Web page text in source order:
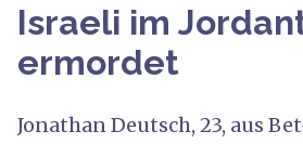
Israeli im
ermordet
Jonathan Deutsch, 23, aus